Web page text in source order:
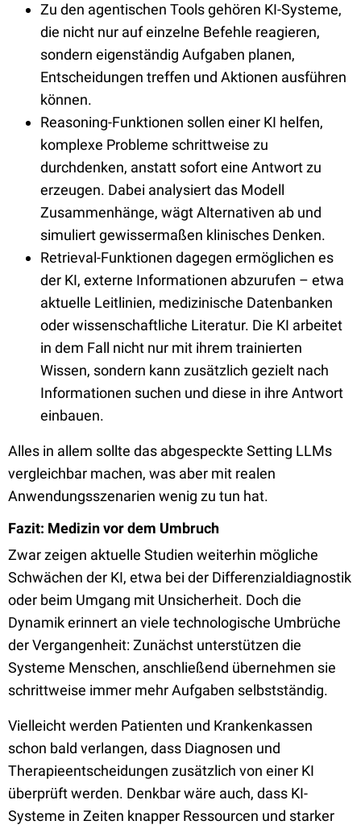
Zu den agentischen Tools gehören KI-Systeme,
die nicht nur auf einzelne Befehle reagieren,
sondern eigenständig Aufgaben planen,
Entscheidungen treffen und Aktionen ausführen
können.
Reasoning-Funktionen sollen einer KI helfen,
komplexe Probleme schrittweise zu
durchdenken, anstatt sofort eine Antwort zu
erzeugen. Dabei analysiert das Modell
Zusammenhänge, wägt Alternativen ab und
simuliert gewissermaßen klinisches Denken.
Retrieval-Funktionen dagegen ermöglichen es
der KI, externe Informationen abzurufen – etwa
aktuelle Leitlinien, medizinische Datenbanken
oder wissenschaftliche Literatur. Die KI arbeitet
in dem Fall nicht nur mit ihrem trainierten
Wissen, sondern kann zusätzlich gezielt nach
Informationen suchen und diese in ihre Antwort
einbauen.
Alles in allem sollte das abgespeckte Setting LLMs
vergleichbar machen, was aber mit realen
Anwendungsszenarien wenig zu tun hat.
Fazit: Medizin vor dem Umbruch
Zwar zeigen aktuelle Studien weiterhin mögliche
Schwächen der KI, etwa bei der Differenzialdiagnostik
oder beim Umgang mit Unsicherheit. Doch die
Dynamik erinnert an viele technologische Umbrüche
der Vergangenheit: Zunächst unterstützen die
Systeme Menschen, anschließend übernehmen sie
schrittweise immer mehr Aufgaben selbstständig.
Vielleicht werden Patienten und Krankenkassen
schon bald verlangen, dass Diagnosen und
Therapieentscheidungen zusätzlich von einer KI
überprüft werden. Denkbar wäre auch, dass KI-
Systeme in Zeiten knapper Ressourcen und starker